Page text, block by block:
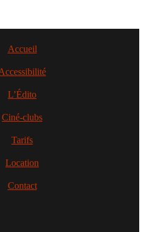
Accueil
L’Édito
Ciné-clubs
Tarifs
Location
Contact